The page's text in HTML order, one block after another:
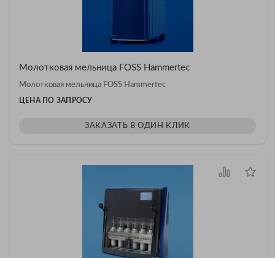
Молотковая мельница FOSS Hammertec
Молотковая мельница FOSS Hammertec
ЦЕНА ПО ЗАПРОСУ
ЗАКАЗАТЬ В ОДИН КЛИК